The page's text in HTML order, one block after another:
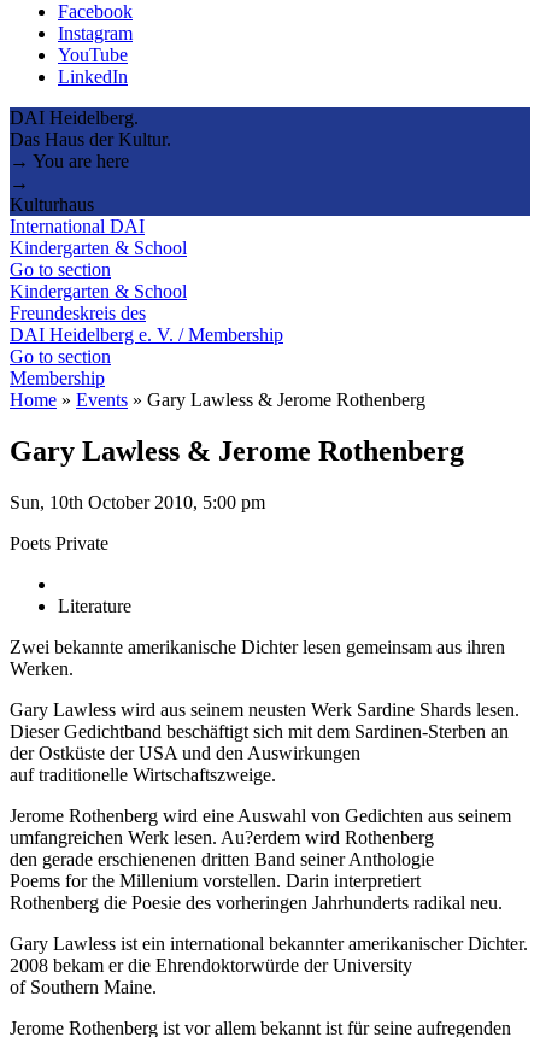
Facebook
Instagram
YouTube
LinkedIn
DAI Heidelberg.
Das Haus der Kultur.
→ You are here
→
Kulturhaus
International DAI
Kindergarten & School
Go to section
Kindergarten & School
Freundeskreis des
DAI Heidelberg e. V. / Membership
Go to section
Membership
Home » Events » Gary Lawless & Jerome Rothenberg
Gary Lawless & Jerome Rothenberg
Sun, 10th October 2010, 5:00 pm
Poets Private
Literature
Zwei bekannte amerikanische Dichter lesen gemeinsam aus ihren
Werken.
Gary Lawless wird aus seinem neusten Werk Sardine Shards lesen.
Dieser Gedichtband beschäftigt sich mit dem Sardinen-Sterben an
der Ostküste der USA und den Auswirkungen
auf traditionelle Wirtschaftszweige.
Jerome Rothenberg wird eine Auswahl von Gedichten aus seinem
umfangreichen Werk lesen. Au?erdem wird Rothenberg
den gerade erschienenen dritten Band seiner Anthologie
Poems for the Millenium vorstellen. Darin interpretiert
Rothenberg die Poesie des vorheringen Jahrhunderts radikal neu.
Gary Lawless ist ein international bekannter amerikanischer Dichter.
2008 bekam er die Ehrendoktorwürde der University
of Southern Maine.
Jerome Rothenberg ist vor allem bekannt ist für seine aufregenden